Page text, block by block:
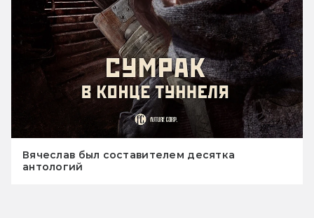
Вячеслав был составителем десятка
антологий